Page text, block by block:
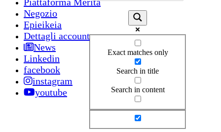
Negozio
Epieikeia
Dettagli account
News
Linkedin
facebook
instagram
youtube
Exact matches only
Search in title
Search in content